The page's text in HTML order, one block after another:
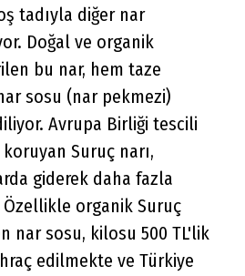
tadıyla diğer nar
Doğal ve organik
bu nar, hem taze
sosu (nar pekmezi)
Avrupa Birliği tescili
Suruç narı,
giderek daha fazla
Özellikle organik Suruç
nar sosu, kilosu 500 TL'lik
edilmekte ve Türkiye